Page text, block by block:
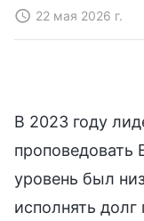
22 мая 2026 г.
В 2023 году
проповедовать
уровень был
исполнять долг